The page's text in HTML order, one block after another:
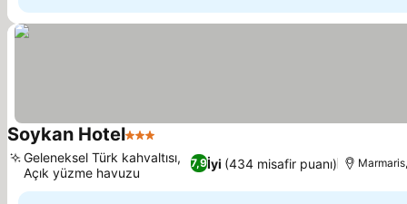
Soykan Hotel3 Yıldız
7,9İyi (434 misafir puanı)
Geleneksel Türk kahvaltısı,
Açık yüzme havuzu